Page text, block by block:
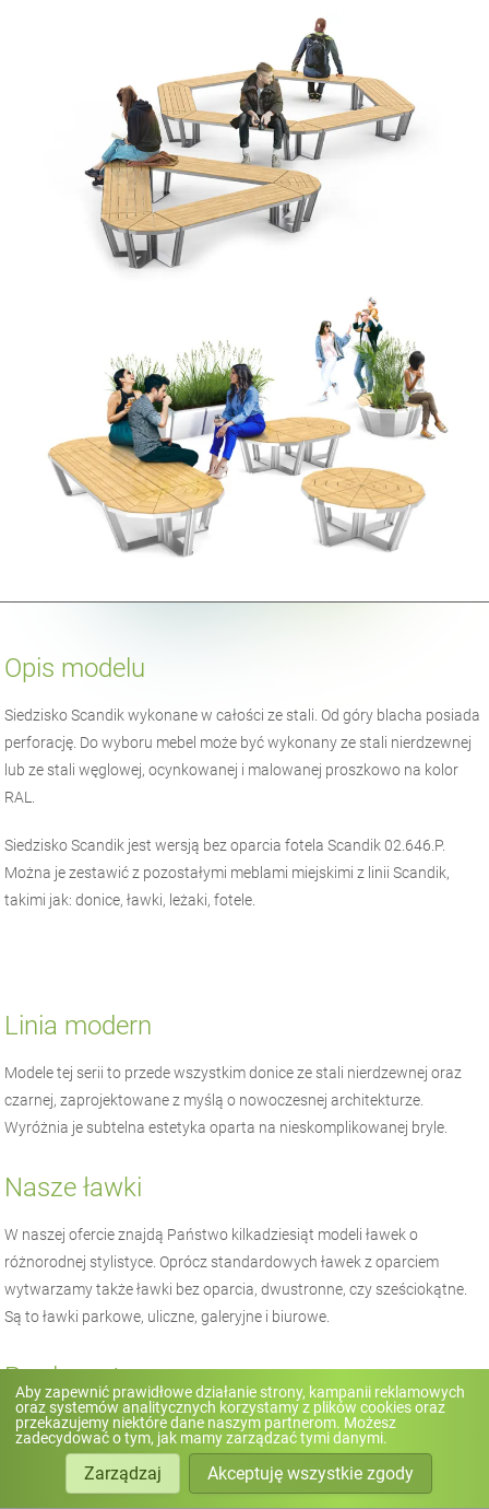
Opis modelu
Siedzisko Scandik wykonane w całości ze stali. Od góry blacha posiada
perforację. Do wyboru mebel może być wykonany ze stali nierdzewnej
lub ze stali węglowej, ocynkowanej i malowanej proszkowo na kolor
RAL.
Siedzisko Scandik jest wersją bez oparcia fotela Scandik 02.646.P.
Można je zestawić z pozostałymi meblami miejskimi z linii Scandik,
takimi jak: donice, ławki, leżaki, fotele.
Linia modern
Modele tej serii to przede wszystkim donice ze stali nierdzewnej oraz
czarnej, zaprojektowane z myślą o nowoczesnej architekturze.
Wyróżnia je subtelna estetyka oparta na nieskomplikowanej bryle.
Nasze ławki
W naszej ofercie znajdą Państwo kilkadziesiąt modeli ławek o
różnorodnej stylistyce. Oprócz standardowych ławek z oparciem
wytwarzamy także ławki bez oparcia, dwustronne, czy sześciokątne.
Są to ławki parkowe, uliczne, galeryjne i biurowe.
Producent
FirmaZANOnie jest jedynie pośrednikiem handlu. Jako producent
małej architekturymamy większe możliwości wychodzenia naprzeciw
oczekiwaniom naszych klientów, odpowiednio dostosowując nasze
Aby zapewnić prawidłowe działanie strony, kampanii reklamowych
oraz systemów analitycznych korzystamy z plików cookies oraz
przekazujemy niektóre dane naszym partnerom. Możesz
zadecydować o tym, jak mamy zarządzać tymi danymi.
Zarządzaj Akceptuję wszystkie zgody